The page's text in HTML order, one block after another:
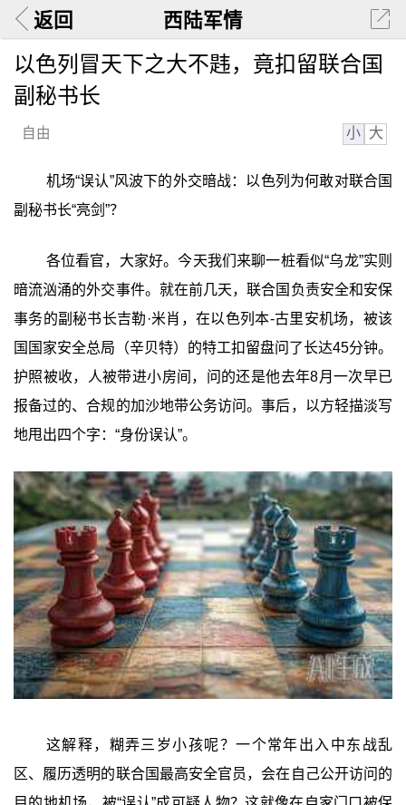
返回 西陆军情
以色列冒天下之大不韪，竟扣留联合国
副秘书长
自由 小 大
机场“误认”风波下的外交暗战：以色列为何敢对联合国
副秘书长“亮剑”？
各位看官，大家好。今天我们来聊一桩看似“乌龙”实则
暗流汹涌的外交事件。就在前几天，联合国负责安全和安保
事务的副秘书长吉勒·米肖，在以色列本-古里安机场，被该
国国家安全总局（辛贝特）的特工扣留盘问了长达45分钟。
护照被收，人被带进小房间，问的还是他去年8月一次早已
报备过的、合规的加沙地带公务访问。事后，以方轻描淡写
地甩出四个字：“身份误认”。
这解释，糊弄三岁小孩呢？一个常年出入中东战乱
区、履历透明的联合国最高安全官员，会在自己公开访问的